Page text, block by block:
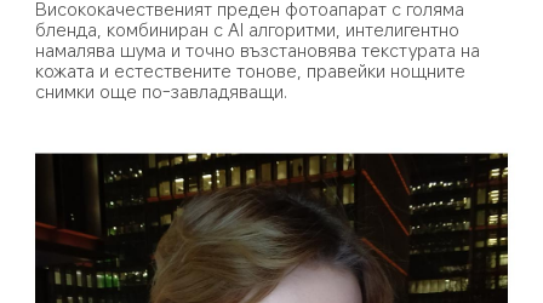
Висококачественият преден фотоапарат с голяма
бленда, комбиниран с AI алгоритми, интелигентно
намалява шума и точно възстановява текстурата на
кожата и естествените тонове, правейки нощните
снимки още по-завладяващи.